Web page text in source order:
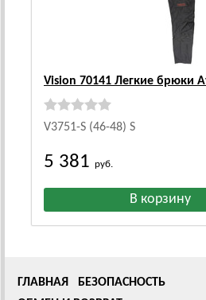
Vision 70141 Легкие брюки
V3751-S (46-48) S
5 381 руб.
ГЛАВНАЯ
БЕЗОПАСНОСТЬ